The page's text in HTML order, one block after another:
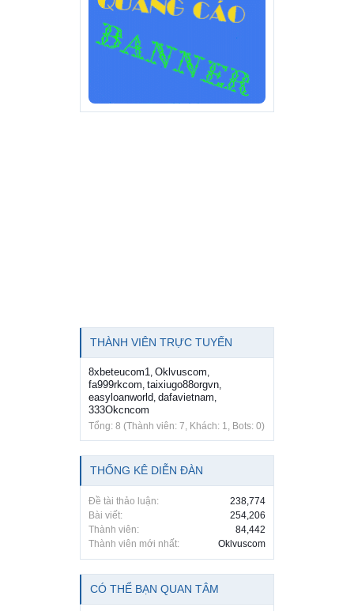
THÀNH VIÊN TRỰC TUYẾN
8xbeteucom1, Oklvuscom,
fa999rkcom, taixiugo88orgvn,
easyloanworld, dafavietnam,
333Okcncom
Tổng: 8 (Thành viên: 7, Khách: 1, Bots: 0)
THỐNG KÊ DIỄN ĐÀN
Đề tài thảo luận:
238,774
Bài viết:
254,206
Thành viên:
84,442
Thành viên mới nhất:
Oklvuscom
CÓ THỂ BẠN QUAN TÂM